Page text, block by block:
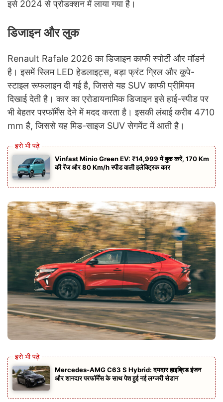
इसे 2024 से प्रोडक्शन में लाया गया है।
डिजाइन और लुक
Renault Rafale 2026 का डिजाइन काफी स्पोर्टी और मॉडर्न
है। इसमें स्लिम LED हेडलाइट्स, बड़ा फ्रंट ग्रिल और कूपे-
स्टाइल रूफलाइन दी गई है, जिससे यह SUV काफी प्रीमियम
दिखाई देती है। कार का एरोडायनामिक डिजाइन इसे हाई-स्पीड पर
भी बेहतर परफॉर्मेंस देने में मदद करता है। इसकी लंबाई करीब 4710
mm है, जिससे यह मिड-साइज SUV सेगमेंट में आती है।
Vinfast Minio Green EV: ₹14,999 में बुक करें, 170 Km
की रेंज और 80 Km/h स्पीड वाली इलेक्ट्रिक कार
Mercedes-AMG C63 S Hybrid: दमदार हाइब्रिड इंजन
और शानदार परफॉर्मेंस के साथ पेश हुई नई लग्जरी सेडान